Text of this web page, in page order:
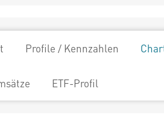
Profile / Kennzahlen
ETF-Profil